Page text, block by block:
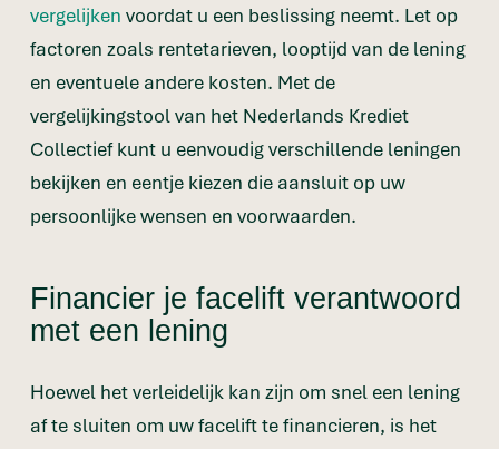
vergelijken voordat u een beslissing neemt. Let op
factoren zoals rentetarieven, looptijd van de lening
en eventuele andere kosten. Met de
vergelijkingstool van het Nederlands Krediet
Collectief kunt u eenvoudig verschillende leningen
bekijken en eentje kiezen die aansluit op uw
persoonlijke wensen en voorwaarden.
Financier je facelift verantwoord
met een lening
Hoewel het verleidelijk kan zijn om snel een lening
af te sluiten om uw facelift te financieren, is het